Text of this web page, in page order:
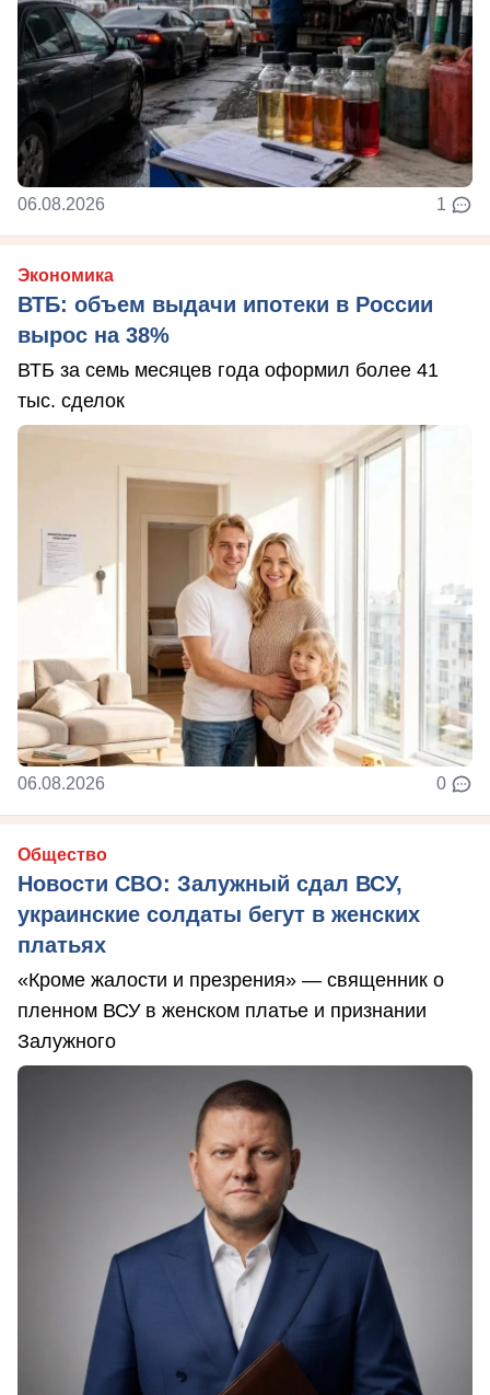
06.08.2026 1
Экономика
ВТБ: объем выдачи ипотеки в России
вырос на 38%
ВТБ за семь месяцев года оформил более 41
тыс. сделок
06.08.2026 0
Общество
Новости СВО: Залужный сдал ВСУ,
украинские солдаты бегут в женских
платьях
«Кроме жалости и презрения» — священник о
пленном ВСУ в женском платье и признании
Залужного